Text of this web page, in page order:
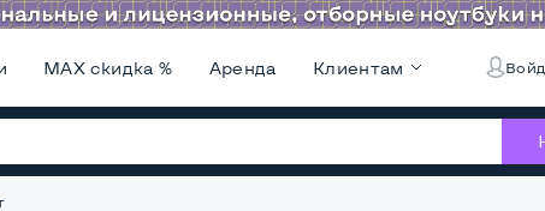
MAX скидка % Аренда Клиентам